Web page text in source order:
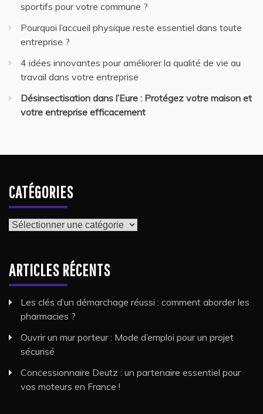
sportifs pour votre commune ?
Pourquoi l’accueil physique reste essentiel dans toute
entreprise ?
4 idées innovantes pour améliorer la qualité de vie au
travail dans votre entreprise
Désinsectisation dans l’Eure : Protégez votre maison et
votre entreprise efficacement
CATÉGORIES
Catégories
ARTICLES RÉCENTS
Les clés d’un démarchage réussi : comment aborder les
pharmacies ?
Ouvrir un mur porteur : Mode d’emploi pour un projet
sécurisé
Concessionnaire Deutz : un partenaire essentiel pour
vos moteurs en France !